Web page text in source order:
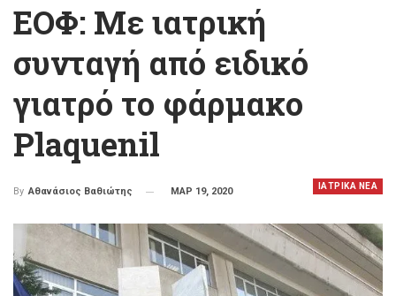
ΕΟΦ: Με ιατρική
συνταγή από ειδικό
γιατρό το φάρμακο
Plaquenil
ΙΑΤΡΙΚΑ ΝΕΑ
By Αθανάσιος Βαθιώτης ΜΑΡ 19, 2020